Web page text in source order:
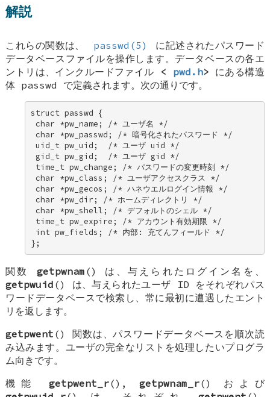
解説
これらの関数は、 passwd(5)
に記述されたパスワード
データベースファイルを操作します。データベースの各エ
ントリは、インクルードファイル < pwd.h> にある構造
体 passwd で定義されます。次の通りです。
struct passwd {
char *pw_name; /* ユーザ名 */
char *pw_passwd; /* 暗号化されたパスワード */
uid_t pw_uid;  /* ユーザ uid */
gid_t pw_gid;  /* ユーザ gid */
time_t pw_change; /* パスワードの変更時刻 */
char *pw_class; /* ユーザアクセスクラス */
char *pw_gecos; /* ハネウエルログイン情報 */
char *pw_dir; /* ホームディレクトリ */
char *pw_shell; /* デフォルトのシェル */
time_t pw_expire; /* アカウント有効期限 */
int pw_fields; /* 内部: 充てんフィールド */
};
関数 getpwnam () は、与えられたログイン名を、
getpwuid () は、与えられたユーザ ID をそれぞれパス
ワードデータベースで検索し、常に最初に遭遇したエント
リを返します。
getpwent () 関数は、パスワードデータベースを順次読
み込みます。ユーザの完全なリストを処理したいプログラ
ム向きです。
機能getpwent_r(), getpwnam_r() および